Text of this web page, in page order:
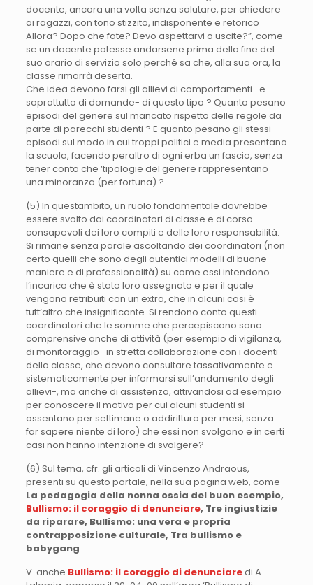
docente, ancora una volta senza salutare, per chiedere
ai ragazzi, con tono stizzito, indisponente e retorico
Allora? Dopo che fate? Devo aspettarvi o uscite?”, come
se un docente potesse andarsene prima della fine del
suo orario di servizio solo perché sa che, alla sua ora, la
classe rimarrà deserta.
Che idea devono farsi gli allievi di comportamenti -e
soprattutto di domande- di questo tipo ? Quanto pesano
episodi del genere sul mancato rispetto delle regole da
parte di parecchi studenti ? E quanto pesano gli stessi
episodi sul modo in cui troppi politici e media presentano
la scuola, facendo peraltro di ogni erba un fascio, senza
tener conto che ‘tipologie del genere rappresentano
una minoranza (per fortuna) ?
(5) In questambito, un ruolo fondamentale dovrebbe
essere svolto dai coordinatori di classe e di corso
consapevoli dei loro compiti e delle loro responsabilità.
Si rimane senza parole ascoltando dei coordinatori (non
certo quelli che sono degli autentici modelli di buone
maniere e di professionalità) su come essi intendono
l’incarico che è stato loro assegnato e per il quale
vengono retribuiti con un extra, che in alcuni casi è
tutt’altro che insignificante. Si rendono conto questi
coordinatori che le somme che percepiscono sono
comprensive anche di attività (per esempio di vigilanza,
di monitoraggio -in stretta collaborazione con i docenti
della classe, che devono consultare tassativamente e
sistematicamente per informarsi sull’andamento degli
allievi-, ma anche di assistenza, attivandosi ad esempio
per conoscere il motivo per cui alcuni studenti si
assentano per settimane o addirittura per mesi, senza
far sapere niente di loro) che essi non svolgono e in certi
casi non hanno intenzione di svolgere?
(6) Sul tema, cfr. gli articoli di Vincenzo Andraous,
presenti su questo portale, nella sua pagina web, come
La pedagogia della nonna ossia del buon esempio,
Bullismo: il coraggio di denunciare, Tre ingiustizie
da riparare, Bullismo: una vera e propria
contrapposizione culturale, Tra bullismo e
babygang
V. anche Bullismo: il coraggio di denunciaredi A.